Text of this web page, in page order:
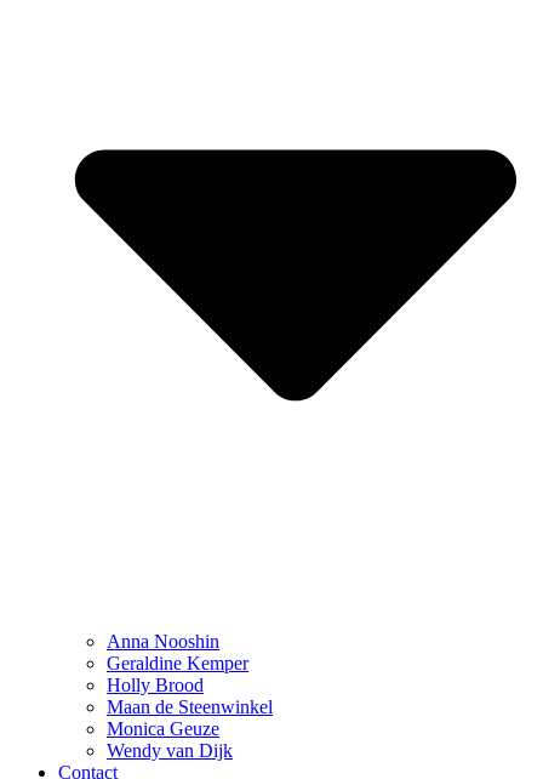
Anna Nooshin
Geraldine Kemper
Holly Brood
Maan de Steenwinkel
Monica Geuze
Wendy van Dijk
Contact